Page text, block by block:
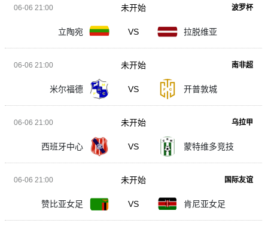
06-06 21:00 波罗杯
立陶宛 VS 拉脱维亚
未开始
06-06 21:00 南非超
米尔福德 VS 开普敦城
未开始
06-06 21:00 乌拉甲
西班牙中心 VS 蒙特维多竞技
未开始
06-06 21:00 国际友谊
赞比亚女足 VS 肯尼亚女足
未开始